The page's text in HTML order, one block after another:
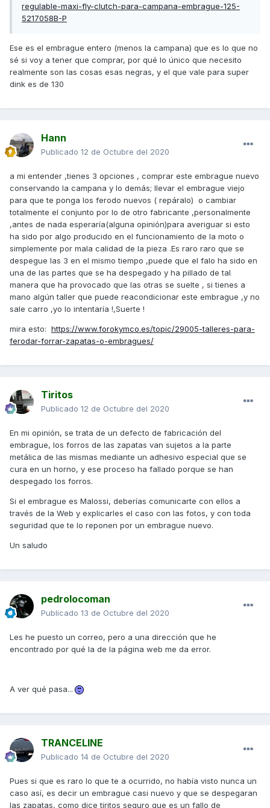
regulable-maxi-fly-clutch-para-campana-embrague-125-
5217058B-P
Ese es el embrague entero (menos la campana) que es lo que no
sé si voy a tener que comprar, por qué lo único que necesito
realmente son las cosas esas negras, y el que vale para super
dink es de 130
Hann
Publicado 12 de Octubre del 2020
a mi entender ,tienes 3 opciones , comprar este embrague nuevo
conservando la campana y lo demás; llevar el embrague viejo
para que te ponga los ferodo nuevos ( repáralo) o cambiar
totalmente el conjunto por lo de otro fabricante ,personalmente
,antes de nada esperaría(alguna opinión)para averiguar si esto
ha sido por algo producido en el funcionamiento de la moto o
simplemente por mala calidad de la pieza .Es raro raro que se
despegue las 3 en el mismo tiempo ,puede que el falo ha sido en
una de las partes que se ha despegado y ha pillado de tal
manera que ha provocado que las otras se suelte , si tienes a
mano algún taller que puede reacondicionar este embrague ,y no
sale carro ,yo lo intentaría !,Suerte !
mira esto: https://www.forokymco.es/topic/29005-talleres-para-
ferodar-forrar-zapatas-o-embragues/
Tiritos
Publicado 12 de Octubre del 2020
En mi opinión, se trata de un defecto de fabricación del
embrague, los forros de las zapatas van sujetos a la parte
metálica de las mismas mediante un adhesivo especial que se
cura en un horno, y ese proceso ha fallado porque se han
despegado los forros.
Si el embrague es Malossi, deberías comunicarte con ellos a
través de la Web y explicarles el caso con las fotos, y con toda
seguridad que te lo reponen por un embrague nuevo.
Un saludo
pedrolocoman
Publicado 13 de Octubre del 2020
Les he puesto un correo, pero a una dirección que he
encontrado por qué la de la página web me da error.
A ver qué pasa...
TRANCELINE
Publicado 14 de Octubre del 2020
Pues si que es raro lo que te a ocurrido, no había visto nunca un
caso así, es decir un embrague casi nuevo y que se despegaran
las zapatas, como dice tiritos seguro que es un fallo de